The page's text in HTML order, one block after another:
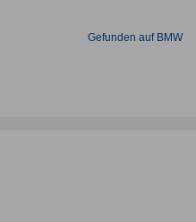
Gefunden auf BMW